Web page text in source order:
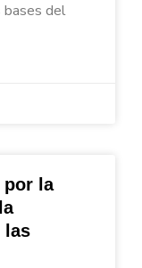
bases del
por la
las